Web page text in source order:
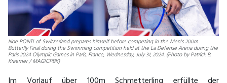
Noe PONTI of Switzerland prepares himself before competing in the Men's 200m
Butterfly Final during the Swimming competition held at the La Defense Arena during the
Paris 2024 Olympic Games in Paris, France, Wednesday, July 31, 2024. (Photo by Patrick B.
Kraemer / MAGICPBK)